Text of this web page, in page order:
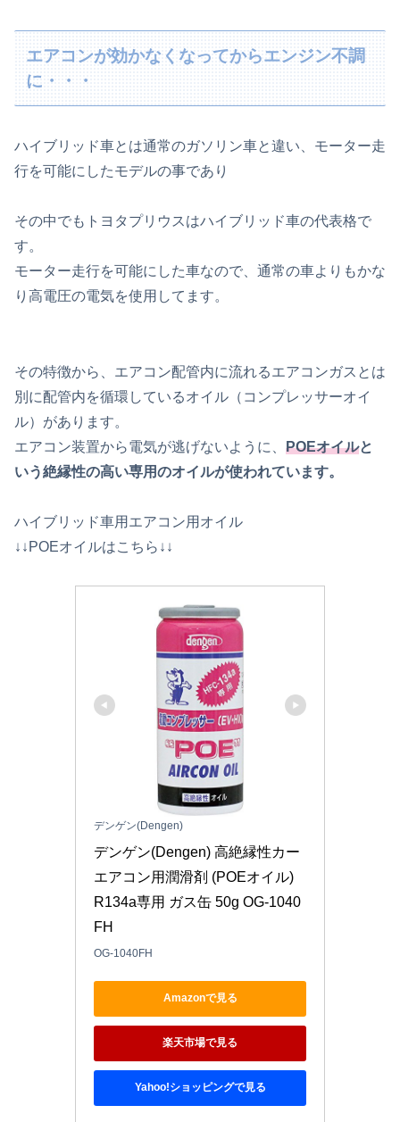
エアコンが効かなくなってからエンジン不調
に・・・
ハイブリッド車とは通常のガソリン車と違い、モーター走
行を可能にしたモデルの事であり
その中でもトヨタプリウスはハイブリッド車の代表格で
す。
モーター走行を可能にした車なので、通常の車よりもかな
り高電圧の電気を使用してます。
その特徴から、エアコン配管内に流れるエアコンガスとは
別に配管内を循環しているオイル（コンプレッサーオイ
ル）があります。
エアコン装置から電気が逃げないように、 POEオイルと
いう絶縁性の高い専用のオイルが使われています。
ハイブリッド車用エアコン用オイル
↓↓POEオイルはこちら↓↓
デンゲン(Dengen)
デンゲン(Dengen) 高絶縁性カー
エアコン用潤滑剤 (POEオイル)
R134a専用 ガス缶 50g OG-1040
FH
OG-1040FH
Amazonで見る
楽天市場で見る
Yahoo!ショッピングで見る